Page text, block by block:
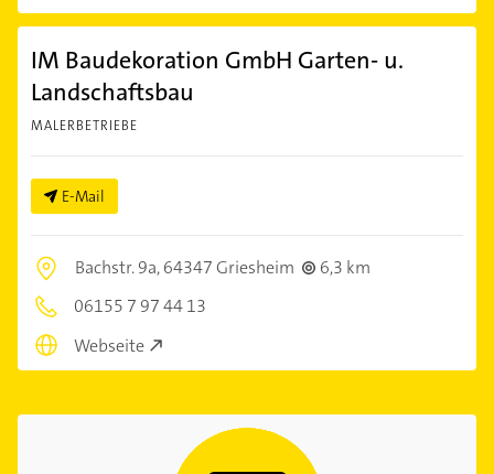
IM Baudekoration GmbH Garten- u.
Landschaftsbau
MALERBETRIEBE
E-Mail
Bachstr. 9a,64347 Griesheim
6,3 km
06155 7 97 44 13
Webseite